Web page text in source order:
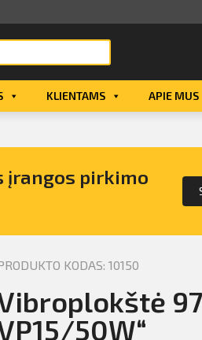
KLIENTAMS APIE MUS
įrangos pirkimo
KODAS: 10150
50W“